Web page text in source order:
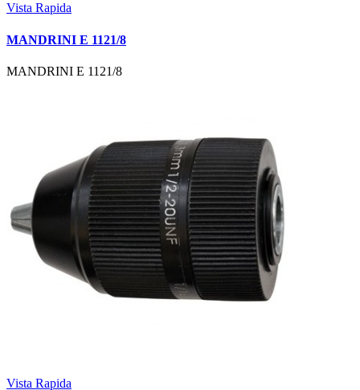
Vista Rapida
MANDRINI E 1121/8
MANDRINI E 1121/8
Vista Rapida